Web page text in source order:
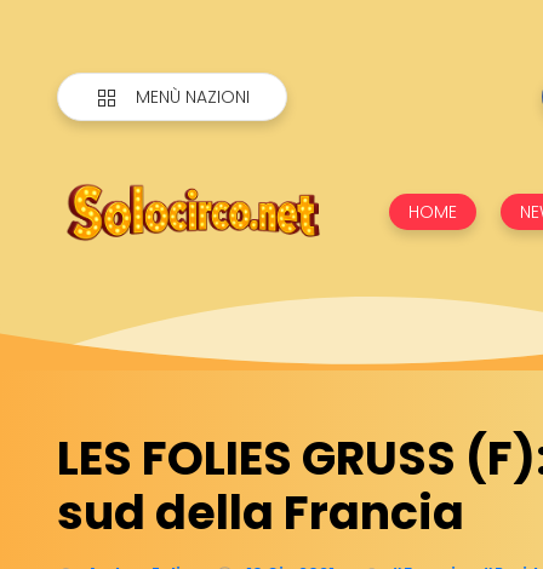
MENÙ NAZIONI
HOME
LES FOLIES GRUSS
sud della Francia